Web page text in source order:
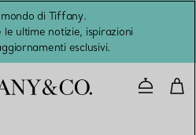
di Tiffany.
ultime notizie, ispirazioni
esclusivi.